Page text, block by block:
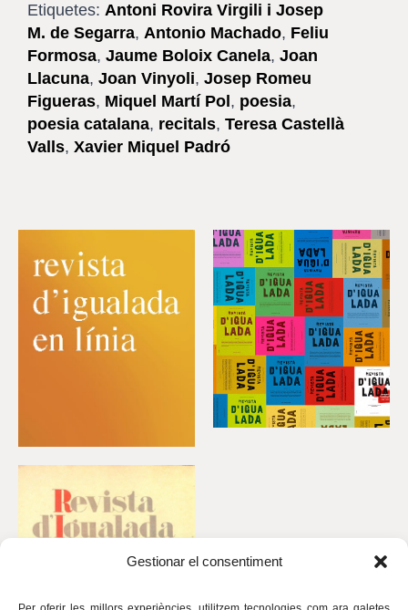
Gestionar el consentiment
Etiquetes: Antoni Rovira Virgili i Josep
M. de Segarra, Antonio Machado, Feliu
Formosa, Jaume Boloix Canela, Joan
Llacuna, Joan Vinyoli, Josep Romeu
Figueras, Miquel Martí Pol , poesia,
poesia catalana, recitals, Teresa Castellà
Valls, Xavier Miquel Padró